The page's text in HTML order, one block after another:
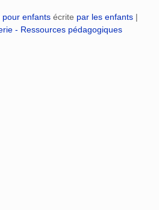
pour enfants écrite par les enfants |
- Ressources pédagogiques